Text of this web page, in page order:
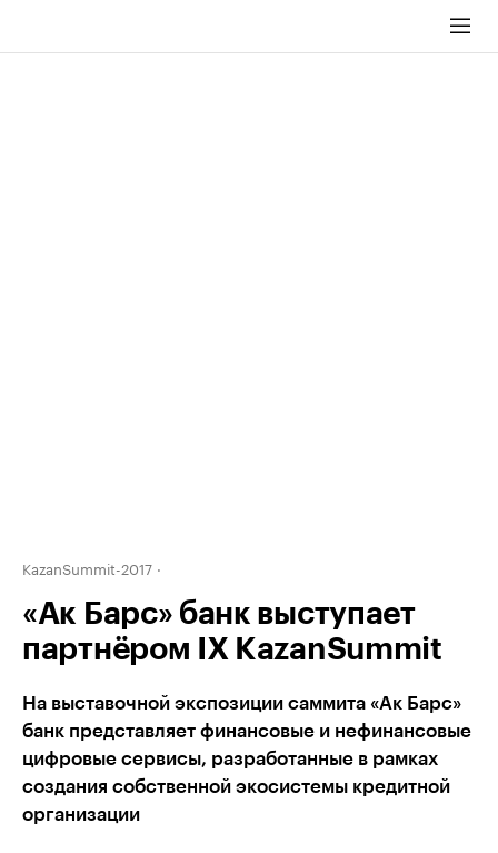
KazanSummit-2017
«Ак Барс» банк выступает
партнёром IX KazanSummit
На выставочной экспозиции саммита «Ак Барс»
банк представляет финансовые и нефинансовые
цифровые сервисы, разработанные в рамках
создания собственной экосистемы кредитной
организации